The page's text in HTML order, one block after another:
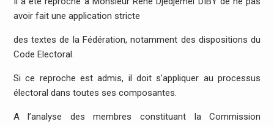
avoir fait une application stricte
des textes de la Fédération, notamment des dispositions du
Code Electoral.
Si ce reproche est admis, il doit s’appliquer au processus
électoral dans toutes ses composantes.
A l’analyse des membres constituant la Commission